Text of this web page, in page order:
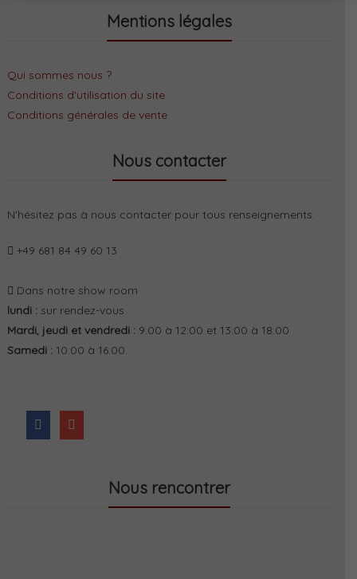
Mentions légales
Qui sommes nous ?
Conditions d'utilisation du site
Conditions générales de vente
Nous contacter
N'hésitez pas à nous contacter pour tous renseignements.
+49 681 84 49 60 13
Dans notre show room :
lundi : sur rendez-vous
Mardi, jeudi et vendredi : 9:00 à 12:00 et 13:00 à 18:00
Samedi : 10:00 à 16:00.
Nous rencontrer